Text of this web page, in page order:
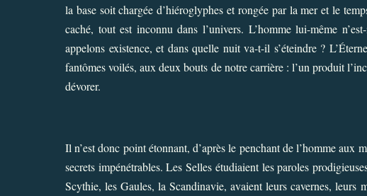
la base soit chargée d’hiéroglyphes et rongée par la mer et le
caché, tout est inconnu dans l’univers. L’homme lui-même
appelons existence, et dans quelle nuit va-t-il s’éteindre ?
fantômes voilés, aux deux bouts de notre carrière : l’un produit
dévorer.
Il n’est donc point étonnant, d’après le penchant de l’homme aux
secrets impénétrables. Les Selles étudiaient les paroles
Scythie, les Gaules, la Scandinavie, avaient leurs cavernes, leurs